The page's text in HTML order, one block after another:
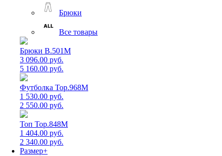
Брюки
Все товары
Брюки B.501M
3 096.00 руб.
5 160.00 руб.
Футболка Top.968M
1 530.00 руб.
2 550.00 руб.
Топ Top.848M
1 404.00 руб.
2 340.00 руб.
Размер+